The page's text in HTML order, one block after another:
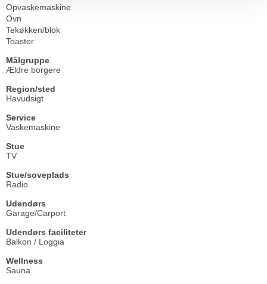
Opvaskemaskine
Ovn
Tekøkken/blok
Toaster
Målgruppe
Ældre borgere
Region/sted
Havudsigt
Service
Vaskemaskine
Stue
TV
Stue/soveplads
Radio
Udendørs
Garage/Carport
Udendørs faciliteter
Balkon / Loggia
Wellness
Sauna